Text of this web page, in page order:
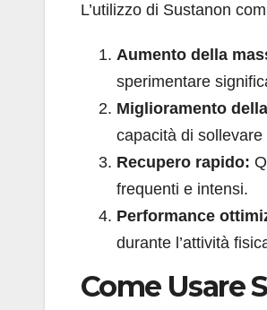
L’utilizzo di Sustanon
Aumento della
sperimentare
Miglioramento
capacità di
Recupero rapido:
frequenti e intensi.
Performance
durante l’attività
Come Usare